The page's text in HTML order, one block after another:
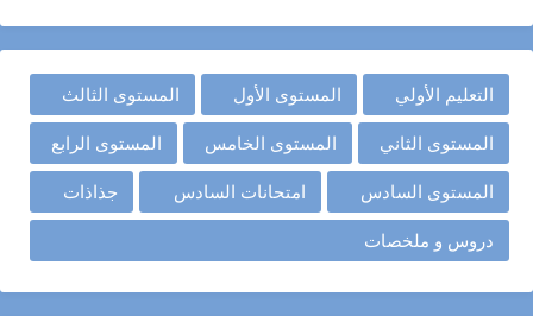
التعليم الأولي المستوى الأول المستوى الثالث
المستوى الثاني المستوى الخامس المستوى الرابع
المستوى السادس امتحانات السادس جذاذات
دروس و ملخصات